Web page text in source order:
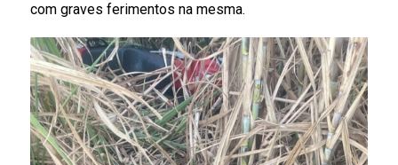
com graves ferimentos na mesma.